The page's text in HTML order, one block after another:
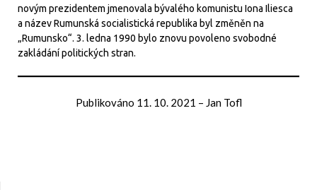
novým prezidentem jmenovala bývalého komunistu Iona Iliesca
a název Rumunská socialistická republika byl změněn na
„Rumunsko“. 3. ledna 1990 bylo znovu povoleno svobodné
zakládání politických stran.
Publikováno 11. 10. 2021 – Jan Tofl